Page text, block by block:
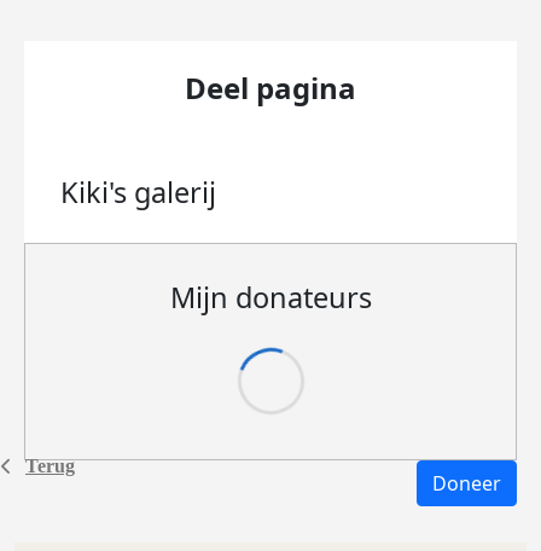
Terug
Deel pagina
Kiki's galerij
Mijn donateurs
Doneer